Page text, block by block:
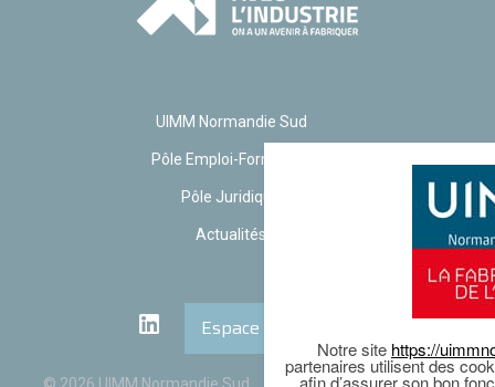
UIMM Normandie Sud
Pôle Emploi-Formation
Pôle Juridique
Actualités
Espace adhérent
Notre site https://
partenaires utilisent des
afin d’assurer son bon